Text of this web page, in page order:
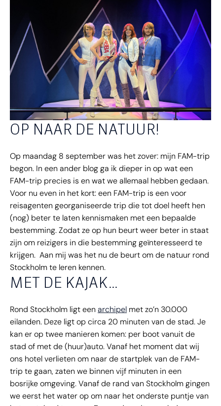
OP NAAR DE NATUUR!
Op maandag 8 september was het zover: mijn FAM-trip
begon. In een ander blog ga ik dieper in op wat een
FAM-trip precies is en wat we allemaal hebben gedaan.
Voor nu even in het kort: een FAM-trip is een voor
reisagenten georganiseerde trip die tot doel heeft hen
(nog) beter te laten kennismaken met een bepaalde
bestemming. Zodat ze op hun beurt weer beter in staat
zijn om reizigers in die bestemming geïnteresseerd te
krijgen. Aan mij was het nu de beurt om de natuur rond
Stockholm te leren kennen.
MET DE KAJAK…
Rond Stockholm ligt een archipel met zo’n 30.000
eilanden. Deze ligt op circa 20 minuten van de stad. Je
kan er op twee manieren komen: per boot vanuit de
stad of met de (huur)auto. Vanaf het moment dat wij
ons hotel verlieten om naar de startplek van de FAM-
trip te gaan, zaten we binnen vijf minuten in een
bosrijke omgeving. Vanaf de rand van Stockholm gingen
we eerst het water op om naar het onderste puntje van